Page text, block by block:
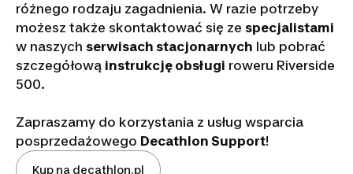
różnego rodzaju zagadnienia. W razie potrzeby
możesz także skontaktować się ze specjalistami
w naszych serwisach stacjonarnych lub pobrać
szczegółową instrukcję obsługi roweru Riverside
500.
Zapraszamy do korzystania z usług wsparcia
posprzedażowego Decathlon Support!
Kup na decathlon.pl